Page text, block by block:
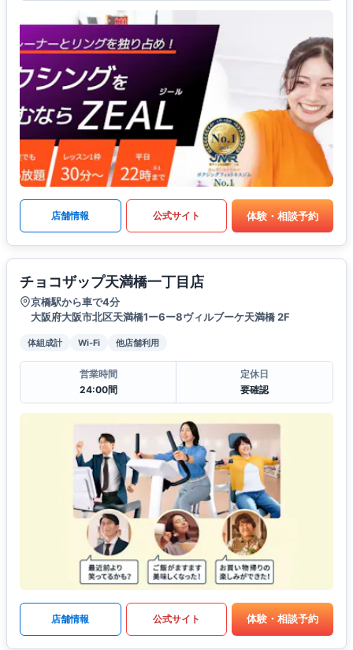
店舗情報 公式サイト 体験・相談予約
チョコザップ天満橋一丁目店
京橋駅から車で4分
大阪府大阪市北区天満橋1ー6ー8ヴィルブーケ天満橋 2F
体組成計 Wi-Fi 他店舗利用
営業時間
24:00間
定休日
要確認
店舗情報 公式サイト 体験・相談予約